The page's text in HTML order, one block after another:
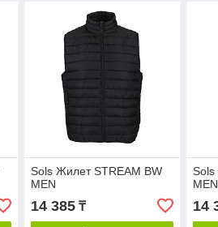
Sols Жилет STREAM BW
MEN
14 385₸
Sols
MEN
14